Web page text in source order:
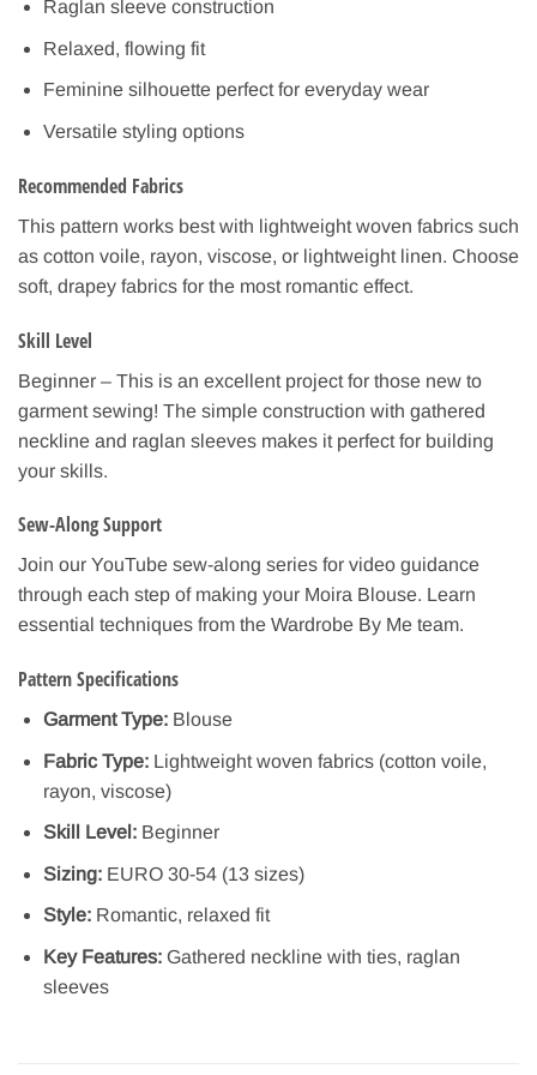
Raglan sleeve construction
Relaxed, flowing fit
Feminine silhouette perfect for everyday wear
Versatile styling options
Recommended Fabrics
This pattern works best with lightweight woven fabrics such
as cotton voile, rayon, viscose, or lightweight linen. Choose
soft, drapey fabrics for the most romantic effect.
Skill Level
Beginner – This is an excellent project for those new to
garment sewing! The simple construction with gathered
neckline and raglan sleeves makes it perfect for building
your skills.
Sew-Along Support
Join our YouTube sew-along series for video guidance
through each step of making your Moira Blouse. Learn
essential techniques from the Wardrobe By Me team.
Pattern Specifications
Garment Type:Blouse
Fabric Type:Lightweight woven fabrics (cotton voile,
rayon, viscose)
Skill Level:Beginner
Sizing:EURO 30-54 (13 sizes)
Style:Romantic, relaxed fit
Key Features:Gathered neckline with ties, raglan
sleeves